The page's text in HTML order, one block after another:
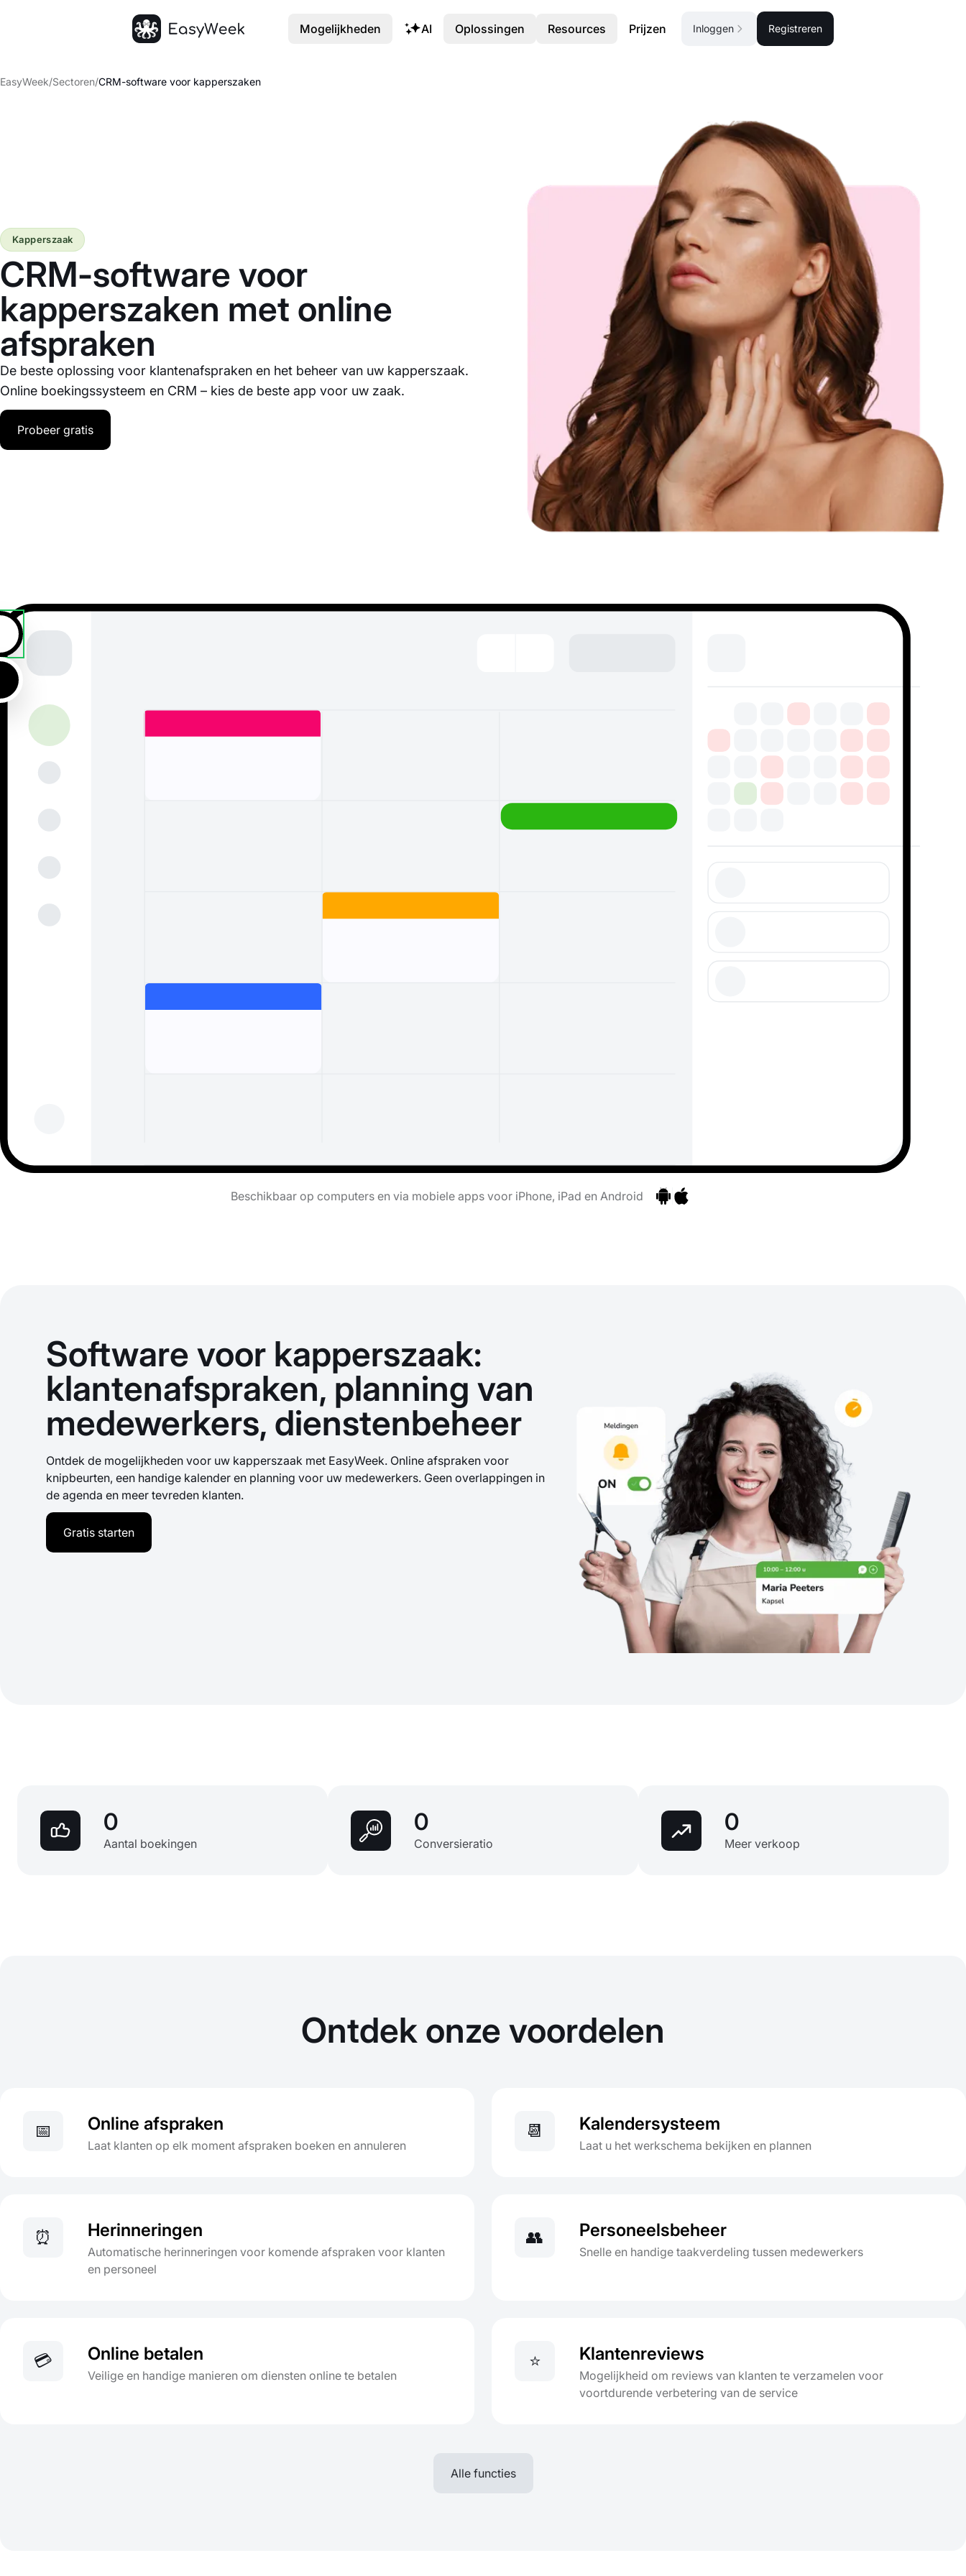
EasyWeek/Sectoren/CRM-software voor kapperszaken
CRM-software voor
kapperszaken met online
afspraken
De beste oplossing voor klantenafspraken en het beheer van uw kapperszaak.
Online boekingssysteem en CRM – kies de beste app voor uw zaak.
Kapperszaak
Probeer gratis
Beschikbaar op computers en via mobiele apps voor iPhone, iPad en Android
Software voor kapperszaak:
klantenafspraken, planning van
medewerkers, dienstenbeheer
Ontdek de mogelijkheden voor uw kapperszaak met EasyWeek. Online afspraken voor
knipbeurten, een handige kalender en planning voor uw medewerkers. Geen overlappingen in
de agenda en meer tevreden klanten.
Gratis starten
0
Aantal boekingen
0
Conversieratio
0
Meer verkoop
Ontdek onze voordelen
📅 Online afspraken
Laat klanten op elk moment afspraken boeken en annuleren
📆 Kalendersysteem
Laat u het werkschema bekijken en plannen
⏰ Herinneringen
Automatische herinneringen voor komende afspraken voor klanten
en personeel
👥 Personeelsbeheer
Snelle en handige taakverdeling tussen medewerkers
💳 Online betalen
Veilige en handige manieren om diensten online te betalen
⭐ Klantenreviews
Mogelijkheid om reviews van klanten te verzamelen voor
voortdurende verbetering van de service
Alle functies
Mogelijkheden AI Oplossingen Resources Prijzen Inloggen Registreren